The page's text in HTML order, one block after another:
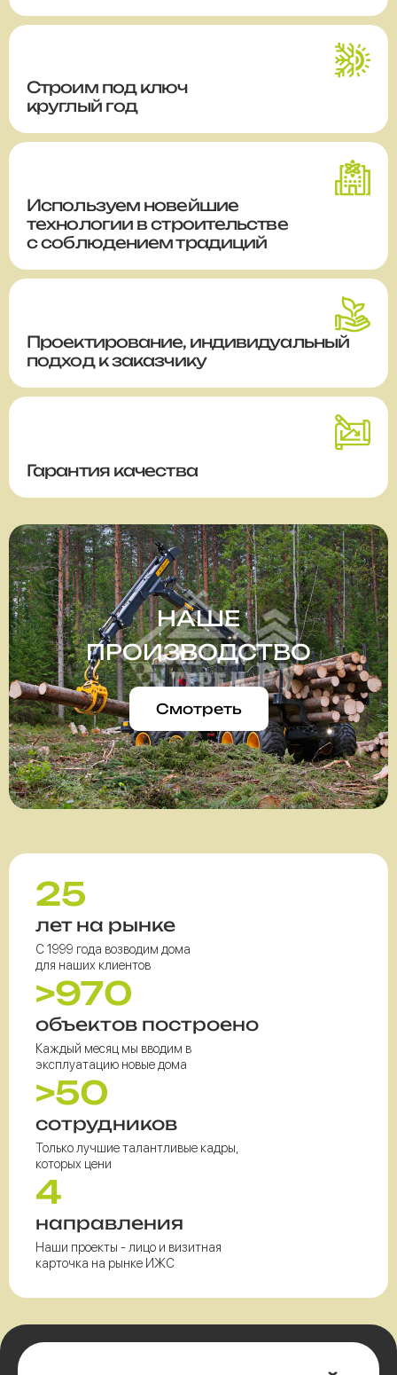
Строим под ключ
круглый год
Используем новейшие
технологии в строительстве
с соблюдением традиций
Проектирование, индивидуальный
подход к заказчику
Гарантия качества
НАШЕ
ПРОИЗВОДСТВО
Смотреть
25
лет на рынке
С 1999 года возводим дома
для наших клиентов
>970
объектов построено
Каждый месяц мы вводим в
эксплуатацию новые дома
>50
сотрудников
Только лучшие талантливые кадры,
которых цени
4
направления
Наши проекты - лицо и визитная
карточка на рынке ИЖС